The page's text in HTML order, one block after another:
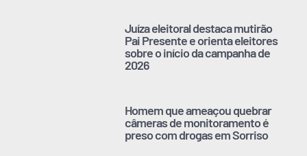
Juíza eleitoral destaca mutirão
Pai Presente e orienta eleitores
sobre o início da campanha de
2026
Homem que ameaçou quebrar
câmeras de monitoramento é
preso com drogas em Sorriso